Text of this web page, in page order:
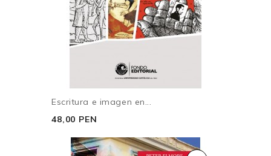
Escritura e imagen en...
48,00 PEN